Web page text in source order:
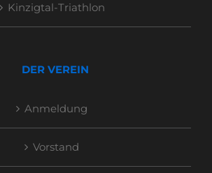
Kinzigtal-Triathlon
DER VEREIN
Anmeldung
Vorstand